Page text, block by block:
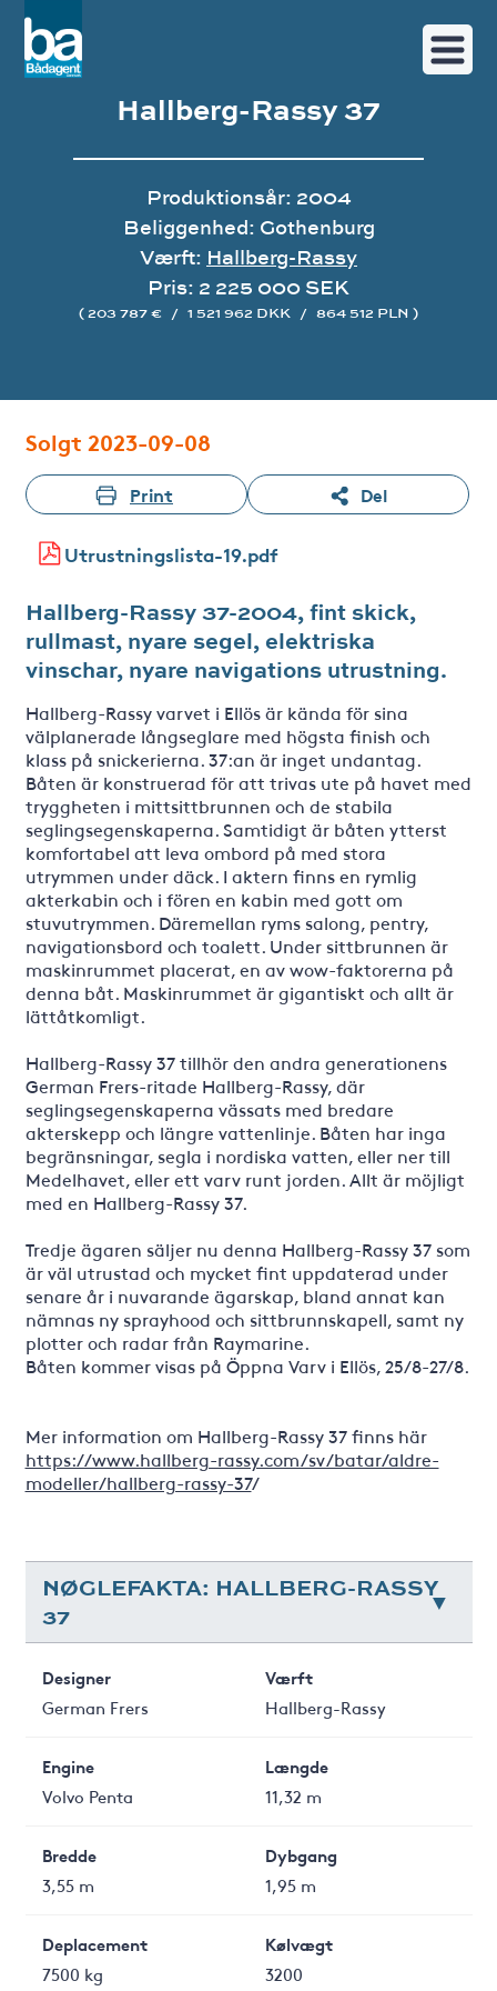
Hallberg-Rassy 37
Produktionsår: 2004
Beliggenhed: Gothenburg
Værft: Hallberg-Rassy
Pris: 2 225 000 SEK
( 203 787 € / 1 521 962 DKK / 864 512 PLN )
Solgt 2023-09-08
Print Del
Utrustningslista-19.pdf
Hallberg-Rassy 37-2004, fint skick,
rullmast, nyare segel, elektriska
vinschar, nyare navigations utrustning.
Hallberg-Rassy varvet i Ellös är kända för sina
välplanerade långseglare med högsta finish och
klass på snickerierna. 37:an är inget undantag.
Båten är konstruerad för att trivas ute på havet med
tryggheten i mittsittbrunnen och de stabila
seglingsegenskaperna. Samtidigt är båten ytterst
komfortabel att leva ombord på med stora
utrymmen under däck. I aktern finns en rymlig
akterkabin och i fören en kabin med gott om
stuvutrymmen. Däremellan ryms salong, pentry,
navigationsbord och toalett. Under sittbrunnen är
maskinrummet placerat, en av wow-faktorerna på
denna båt. Maskinrummet är gigantiskt och allt är
lättåtkomligt.
Hallberg-Rassy 37 tillhör den andra generationens
German Frers-ritade Hallberg-Rassy, där
seglingsegenskaperna vässats med bredare
akterskepp och längre vattenlinje. Båten har inga
begränsningar, segla i nordiska vatten, eller ner till
Medelhavet, eller ett varv runt jorden. Allt är möjligt
med en Hallberg-Rassy 37.
Tredje ägaren säljer nu denna Hallberg-Rassy 37 som
är väl utrustad och mycket fint uppdaterad under
senare år i nuvarande ägarskap, bland annat kan
nämnas ny sprayhood och sittbrunnskapell, samt ny
plotter och radar från Raymarine.
Båten kommer visas på Öppna Varv i Ellös, 25/8-27/8.
Mer information om Hallberg-Rassy 37 finns här
https://www.hallberg-rassy.com/sv/batar/aldre-
modeller/hallberg-rassy-37/
NØGLEFAKTA: HALLBERG-RASSY
37
Designer
German Frers
Værft
Hallberg-Rassy
Engine
Volvo Penta
Længde
11,32 m
Bredde
3,55 m
Dybgang
1,95 m
Deplacement
7500 kg
Kølvægt
3200